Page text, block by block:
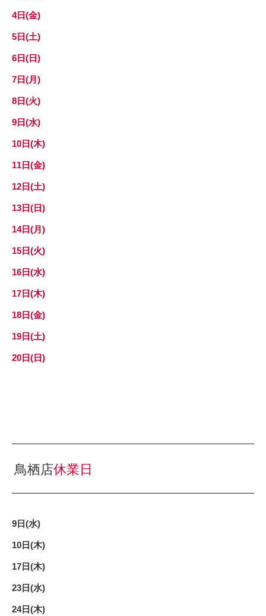
4日(金)
5日(土)
6日(日)
7日(月)
8日(火)
9日(水)
10日(木)
11日(金)
12日(土)
13日(日)
14日(月)
15日(火)
16日(水)
17日(木)
18日(金)
19日(土)
20日(日)
鳥栖店休業日
9日(水)
10日(木)
17日(木)
23日(水)
24日(木)